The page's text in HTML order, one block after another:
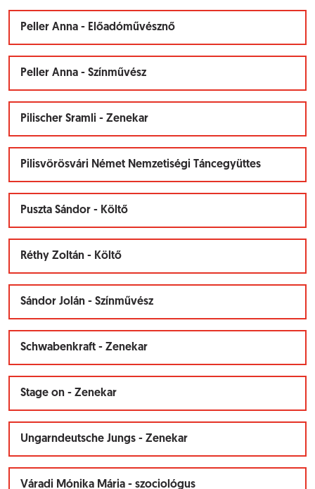
Peller Anna - Előadóművésznő
Peller Anna - Színművész
Pilischer Sramli - Zenekar
Pilisvörösvári Német Nemzetiségi Táncegyüttes
Puszta Sándor - Költő
Réthy Zoltán - Költő
Sándor Jolán - Színművész
Schwabenkraft - Zenekar
Stage on - Zenekar
Ungarndeutsche Jungs - Zenekar
Váradi Mónika Mária - szociológus